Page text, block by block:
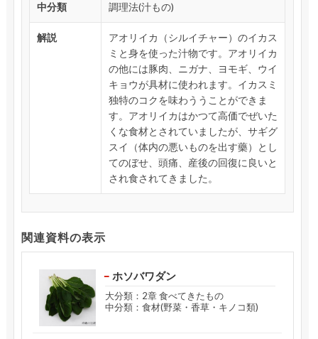
中分類 調理法(汁もの)
解説
アオリイカ（シルイチャー）のイカス
ミと身を使った汁物です。アオリイカ
の他には豚肉、ニガナ、ヨモギ、ウイ
キョウが具材に使われます。イカスミ
独特のコクを味わううことができま
す。アオリイカはかつて高価でぜいた
くな食材とされていましたが、サギグ
スイ（体内の悪いものを出す藥）とし
てのぼせ、頭痛、産後の回復に良いと
され食されてきました。
関連資料の表示
ホソバワダン
大分類：2章 食べてきたもの
中分類：食材(野菜・香草・キノコ類)